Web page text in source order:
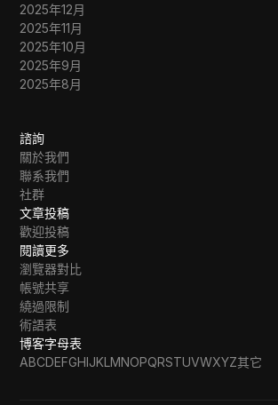
2025年12月
2025年11月
2025年10月
2025年9月
2025年8月
諮詢
關於我們
聯系我們
社群
文章投稿
歡迎投稿
閱讀更多
瀏覽器對比
帳號共享
繞過限制
術語表
博客字母表
ABCDEFGHIJKLMNOPQRSTUVWXYZ其它